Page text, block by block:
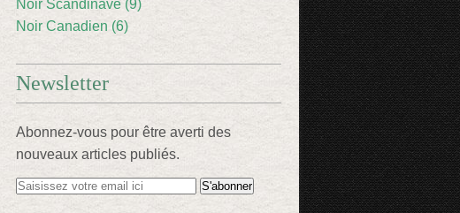
Noir Scandinave (9)
Noir Canadien (6)
Newsletter
Abonnez-vous pour être averti des
nouveaux articles publiés.